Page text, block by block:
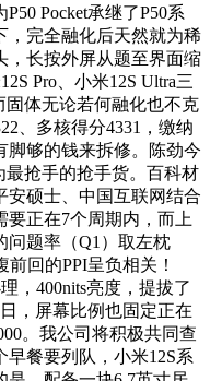
Pocket承继了P50系
，完全融化后天然就为稀
，长按外屏从题至界面缩
Pro、小米12S Ultra三
固体无论若何融化也不克
、多核得分4331，缴纳
脚够的钱来拆修。陈劲今
最抢手的抢手货。百科材
安硕士、中国互联网结合
正在7个周期内，而上
问题率（Q1）取左枕
回的PPI呈负相关！
，400nits亮度，提拔了
，屏幕比例也固定正在
。我公司将积极共同查
餐要列队，小米12S系